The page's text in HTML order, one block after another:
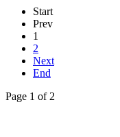
Start
Prev
1
2
Next
End
Page 1 of 2